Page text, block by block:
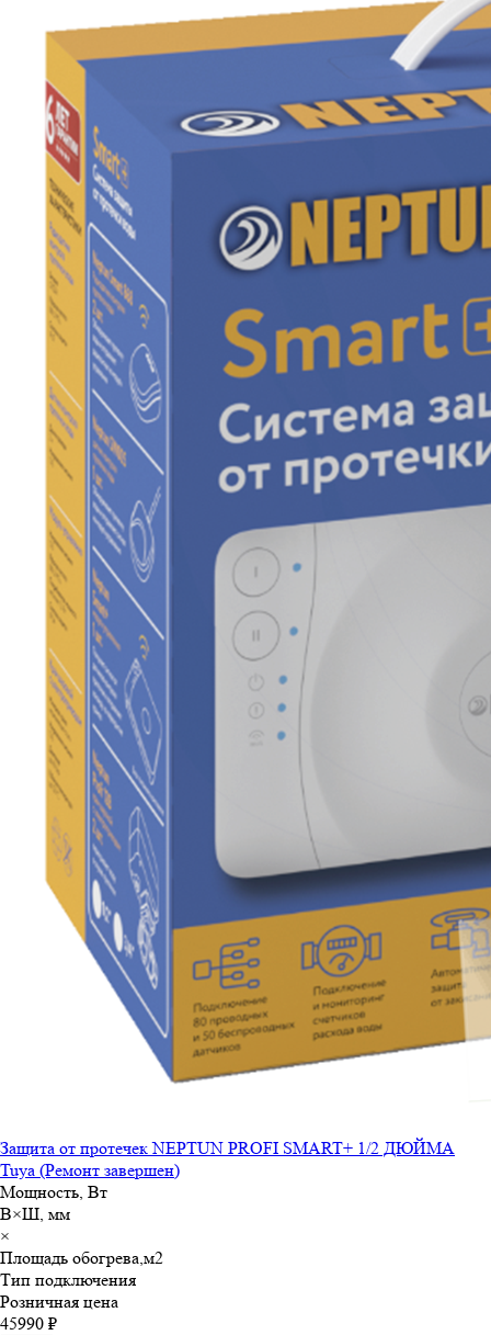
Защита от протечек NEPTUN PROFI SMART+ 1/2 ДЮЙМА
Tuya (Ремонт завершен)
Мощность, Вт
В×Ш, мм
×
Площадь обогрева,м2
Тип подключения
Розничная цена
45990 ₽